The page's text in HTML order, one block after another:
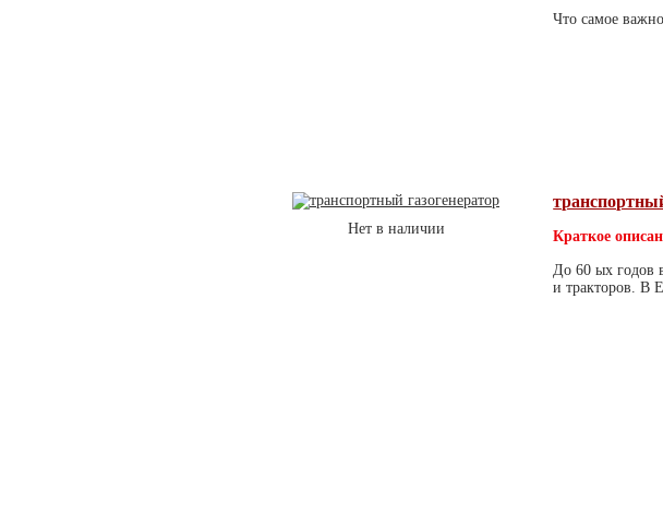
Что самое
Нет в наличии Краткое
До 60 ых годов
и тракторов. В